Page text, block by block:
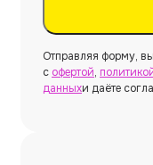
Отправляя форму,
с офертой,
данныхи даёте